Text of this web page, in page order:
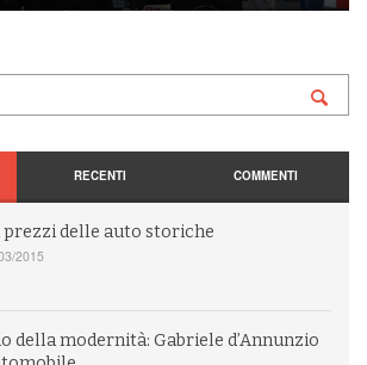
RECENTI COMMENTI
prezzi delle auto storiche
2015
della modernità: Gabriele d’Annunzio